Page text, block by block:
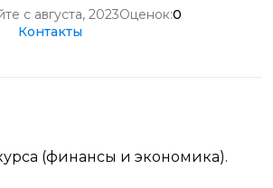
с августа, 2023Оценок:0
Контакты
(финансы и экономика).